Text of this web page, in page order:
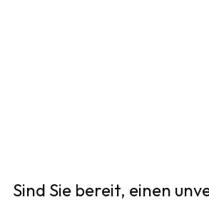
Sind Sie bereit, einen